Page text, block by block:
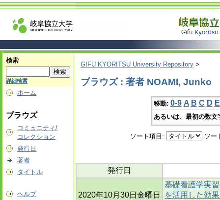
検索
詳細検索
ホーム
ブラウズ
コミュニティ/
コレクション
発行日
著者
タイトル
ヘルプ
GIFU KYORITSU University Repository >
ブラウズ : 著者 NOAMI, Junko
移動: 0-9 A B C D E
あるいは、最初の数
ソート項目: ソー
発行日
2020年10月30日金曜日
基礎看護学実
を活用した効